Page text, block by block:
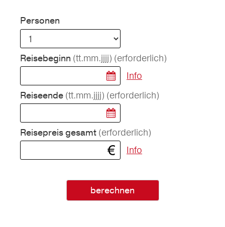
Personen
Reisebeginn (tt.mm.jjjj) (erforderlich)
Info
Reiseende (tt.mm.jjjj) (erforderlich)
Reisepreis gesamt (erforderlich)
Info
berechnen